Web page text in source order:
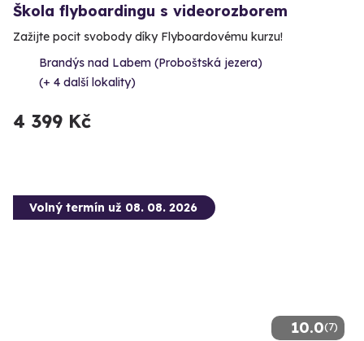
Škola flyboardingu s videorozborem
Zažijte pocit svobody díky Flyboardovému kurzu!
Brandýs nad Labem (Proboštská jezera)
(+ 4 další lokality)
4 399 Kč
10.0(7)
Volný termín už 08. 08. 2026